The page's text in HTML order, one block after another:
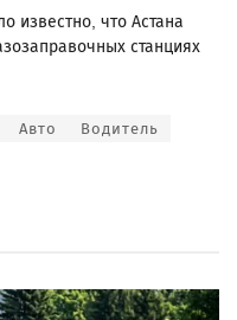
известно, что Астана
станциях
Авто
Водитель